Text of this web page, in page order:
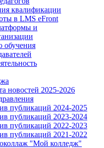
квалификации
в LMS eFront
и
обучения
новостей 2025-2026
публикаций 2024-2025
публикаций 2023-2024
публикаций 2022-2023
публикаций 2021-2022
"Мой колледж"